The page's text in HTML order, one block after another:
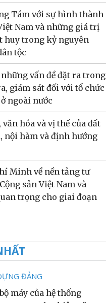
Tám với sự hình thành
Nam và những giá trị
huy trong kỷ nguyên
tộc
vấn đề đặt ra trong
giám sát đối với tổ chức
ngoài nước
hóa và vị thế của đất
nội hàm và định hướng
Minh về nền tảng tư
sản Việt Nam và
trọng cho giai đoạn
ĐẢNG
máy của hệ thống